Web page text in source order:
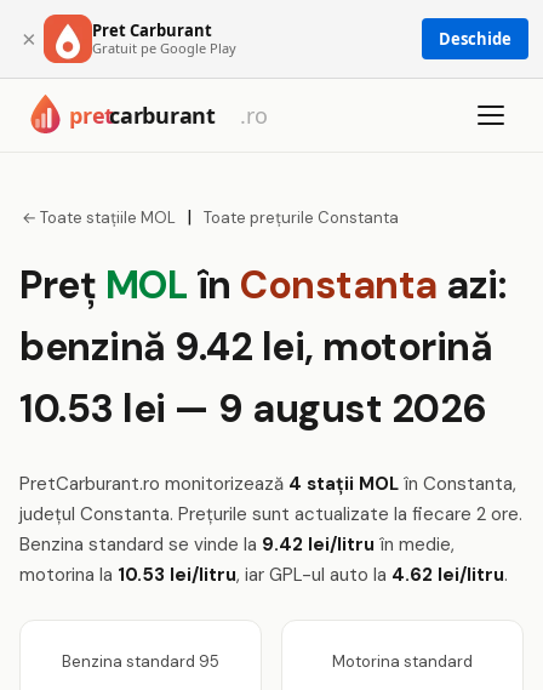
× Pret Carburant
Gratuit pe Google Play Deschide
← Toate stațiile MOL | Toate prețurile Constanta
Preț MOL în Constanta azi:
benzină 9.42 lei, motorină
10.53 lei — 9 august 2026
PretCarburant.ro monitorizează 4 stații MOL în Constanta,
județul Constanta. Prețurile sunt actualizate la fiecare 2 ore.
Benzina standard se vinde la 9.42 lei/litru în medie,
motorina la 10.53 lei/litru, iar GPL-ul auto la 4.62 lei/litru.
Benzina standard 95 Motorina standard